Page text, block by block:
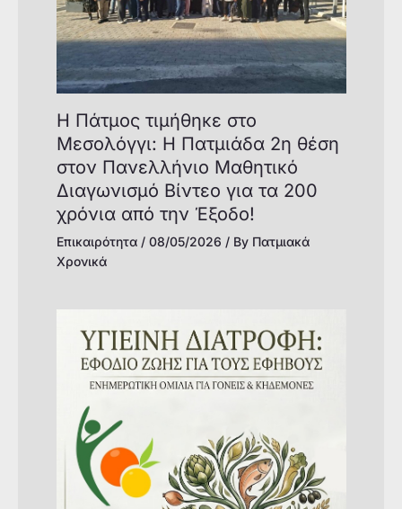
Η Πάτμος τιμήθηκε στο
Μεσολόγγι: H Πατμιάδα 2η θέση
στον Πανελλήνιο Μαθητικό
Διαγωνισμό Βίντεο για τα 200
χρόνια από την Έξοδο!
Επικαιρότητα/ 08/05/2026 / By Πατμιακά
Χρονικά